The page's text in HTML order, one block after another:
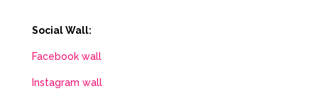
Social Wall:
Facebook wall
Instagram wall